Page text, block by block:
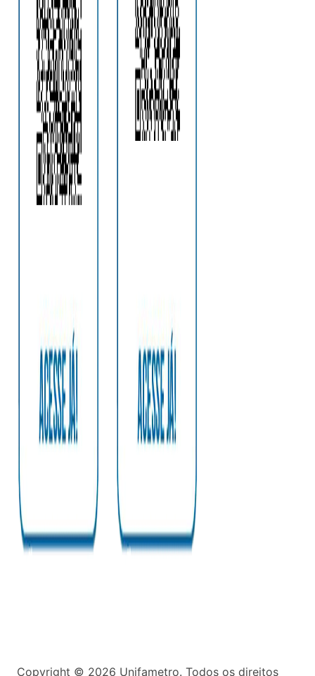
Copyright © 2026 Unifametro. Todos os direitos